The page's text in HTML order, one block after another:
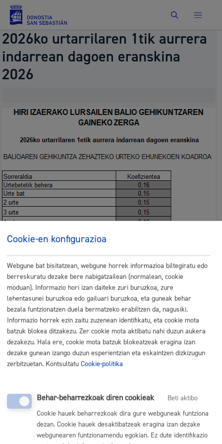
Bilatu
2026ko urtarrilaren 1tik aurrera
indarrean dagoen eranskina
2026
Cookie-en konfigurazioa
Webgune bat bisitatzean, webgune horrek informazioa biltegiratu edo
berreskuratu dezake bere nabigatzailean (normalean, cookie
moduan). Informazio hori izan daiteke zuri buruzkoa, zure
lehentasunei buruzkoa edo gailuari buruzkoa, eta guneak behar
bezala funtzionatzen duela bermatzeko erabiltzen da, nagusiki.
Informazio horrek ezin zaitu zuzenean identifikatu, eta cookie mota
batzuk blokea ditzakezu. Zer cookie mota aktibatu nahi duzun aukera
dezakezu. Hala ere, cookie mota batzuk blokeatzeak eragina izan
dezake gunean izango duzun esperientzian eta eskaintzen dizkizugun
zerbitzuetan. Kontsultatu Cookie-politika
Behar-beharrezkoak diren cookieak
Beti aktibo
Cookie hauek beharrezkoak dira gure webguneak funtziona
dezan. Cookie hauek desaktibatzeak eragina izan dezake
webgunearen funtzionamendu egokian. Ez dute identifikazio